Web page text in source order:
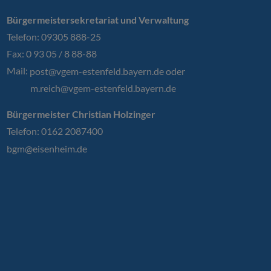
Bürgermeistersekretariat und Verwaltung
Telefon: 09305 888-25
Fax: 0 93 05 / 8 88-88
Mail: post@vgem-estenfeld.bayern.de oder
m.reich@vgem-estenfeld.bayern.de
Bürgermeister Christian Holzinger
Telefon: 0162 2087400
bgm@eisenheim.de